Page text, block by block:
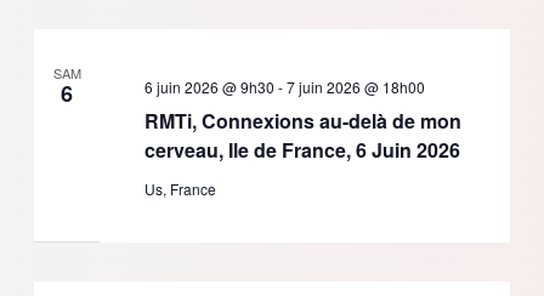
SAM
6
RMTi, Connexions au-delà de mon
cerveau, Ile de France, 6 Juin 2026
6 juin 2026 @ 9h30 -7 juin 2026 @ 18h00
Us, France